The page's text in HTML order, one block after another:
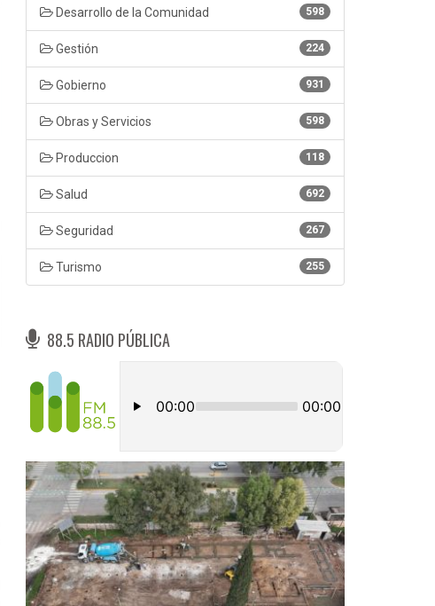
598
Desarrollo de la Comunidad
224
Gestión
931
Gobierno
598
Obras y Servicios
118
Produccion
692
Salud
267
Seguridad
255
Turismo
88.5 RADIO PÚBLICA